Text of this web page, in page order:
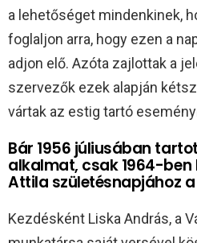
a lehetőséget mindenkinek,
foglaljon arra, hogy ezen a
adjon elő. Azóta zajlottak a
szervezők ezek alapján
vártak az estig tartó
Bár 1956 júliusában
alkalmat, csak 1964-
Attila születésnapjához
Kezdésként Liska András, a